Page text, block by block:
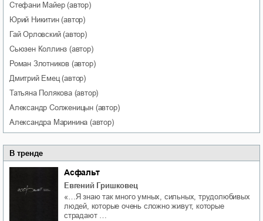
Стефани Майер(автор)
Юрий Никитин(автор)
Гай Орловский(автор)
Сьюзен Коллинз (автор)
Роман Злотников (автор)
Дмитрий Емец(автор)
Татьяна Полякова(автор)
Александр Солженицын (автор)
Александра Маринина (автор)
В тренде
Асфальт
Евгений Гришковец
«…Я знаю так много умных, сильных, трудолюбивых
людей, которые очень сложно живут, которые
страдают …